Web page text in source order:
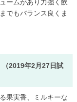
ームがあり力強く飲
でもバランス良くま
（2019年2月27日試
果実香、ミルキーな